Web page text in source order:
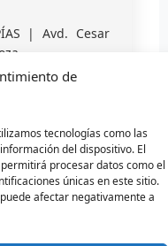
de
tecnologías como las
del dispositivo. El
procesar datos como el
únicas en este sitio.
afectar negativamente a
PÍAS | Avd. Cesar